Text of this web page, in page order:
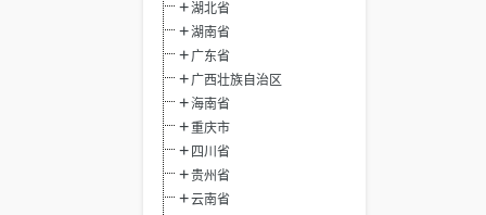
湖北省
湖南省
广东省
广西壮族自治区
海南省
重庆市
四川省
贵州省
云南省